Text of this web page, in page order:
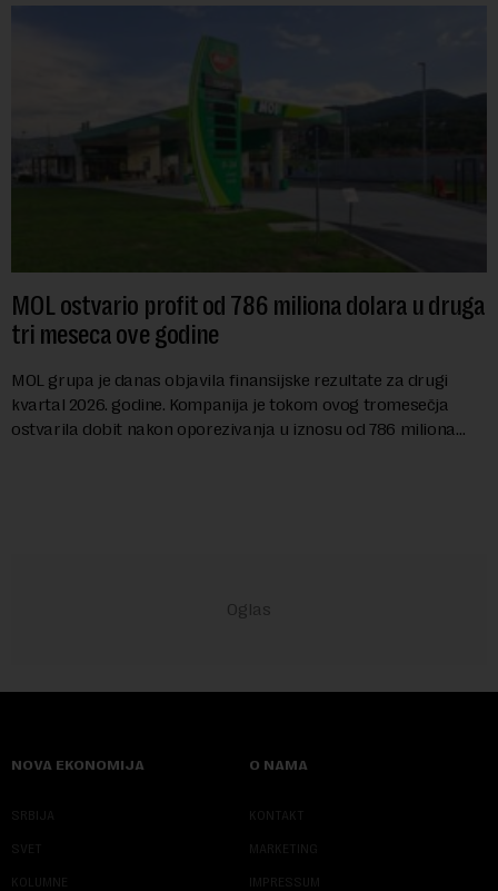
MOL ostvario profit od 786 miliona dolara u druga
tri meseca ove godine
MOL grupa je danas objavila finansijske rezultate za drugi
kvartal 2026. godine. Kompanija je tokom ovog tromesečja
ostvarila dobit nakon oporezivanja u iznosu od 786 miliona
NOVA EKONOMIJA
SRBIJA
SVET
KOLUMNE
O NAMA
KONTAKT
MARKETING
IMPRESSUM